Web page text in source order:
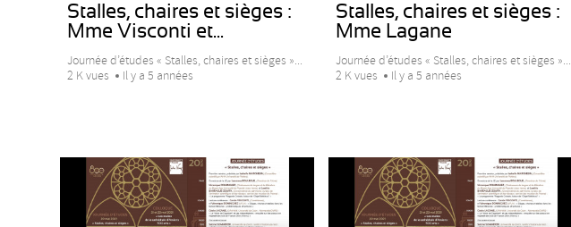
Stalles, chaires et sièges :
Mme Visconti et...
Journée d’études « Stalles, chaires et sièges »...
2 K vues
Il y a 5 années
Stalles, chaires et sièges :
Mme Lagane
Journée d’études « Stalles, chaires et sièges »...
2 K vues
Il y a 5 années